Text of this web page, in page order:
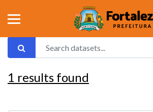
1 results found